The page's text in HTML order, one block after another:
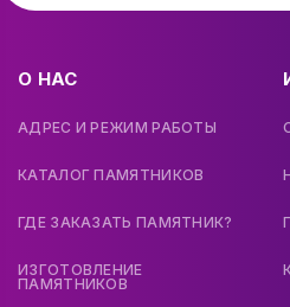
О НАС
АДРЕС И РЕЖИМ РАБОТЫ
КАТАЛОГ ПАМЯТНИКОВ
ГДЕ ЗАКАЗАТЬ ПАМЯТНИК?
ИЗГОТОВЛЕНИЕ
ПАМЯТНИКОВ